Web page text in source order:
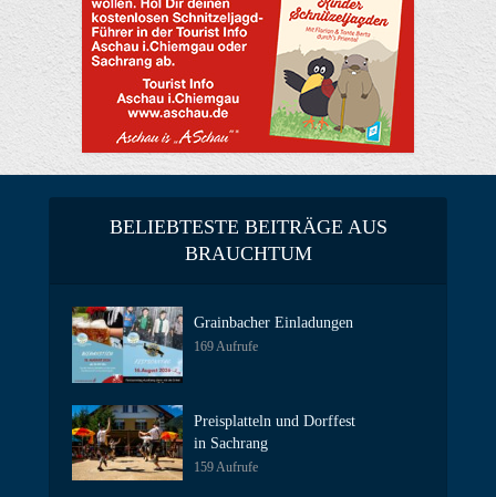
BELIEBTESTE BEITRÄGE AUS
BRAUCHTUM
Grainbacher Einladungen
169 Aufrufe
Preisplatteln und Dorffest
in Sachrang
159 Aufrufe